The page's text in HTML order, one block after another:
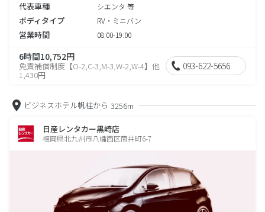
代表車種 シエンタ 等
ボディタイプ RV・ミニバン
営業時間 08:00-19:00
6時間10,752円
免責補償制度【O-2,C-3,M-3,W-2,W-4】他
1,430円
093-622-5656
ビジネスホテル帆柱から 3256m
日産レンタカー黒崎店
福岡県北九州市八幡西区筒井町6-7